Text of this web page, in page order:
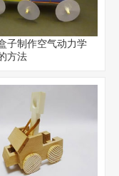
子制作空气动力学
方法